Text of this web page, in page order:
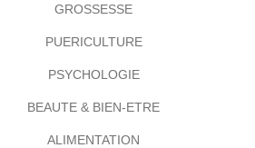
GROSSESSE
PUERICULTURE
PSYCHOLOGIE
BEAUTE & BIEN-ETRE
ALIMENTATION